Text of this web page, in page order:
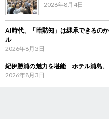
2026年8月4日
AI時代、「暗黙知」は継承できるの
ル
2026年8月3日
紀伊勝浦の魅力を堪能 ホテル浦島
2026年8月3日